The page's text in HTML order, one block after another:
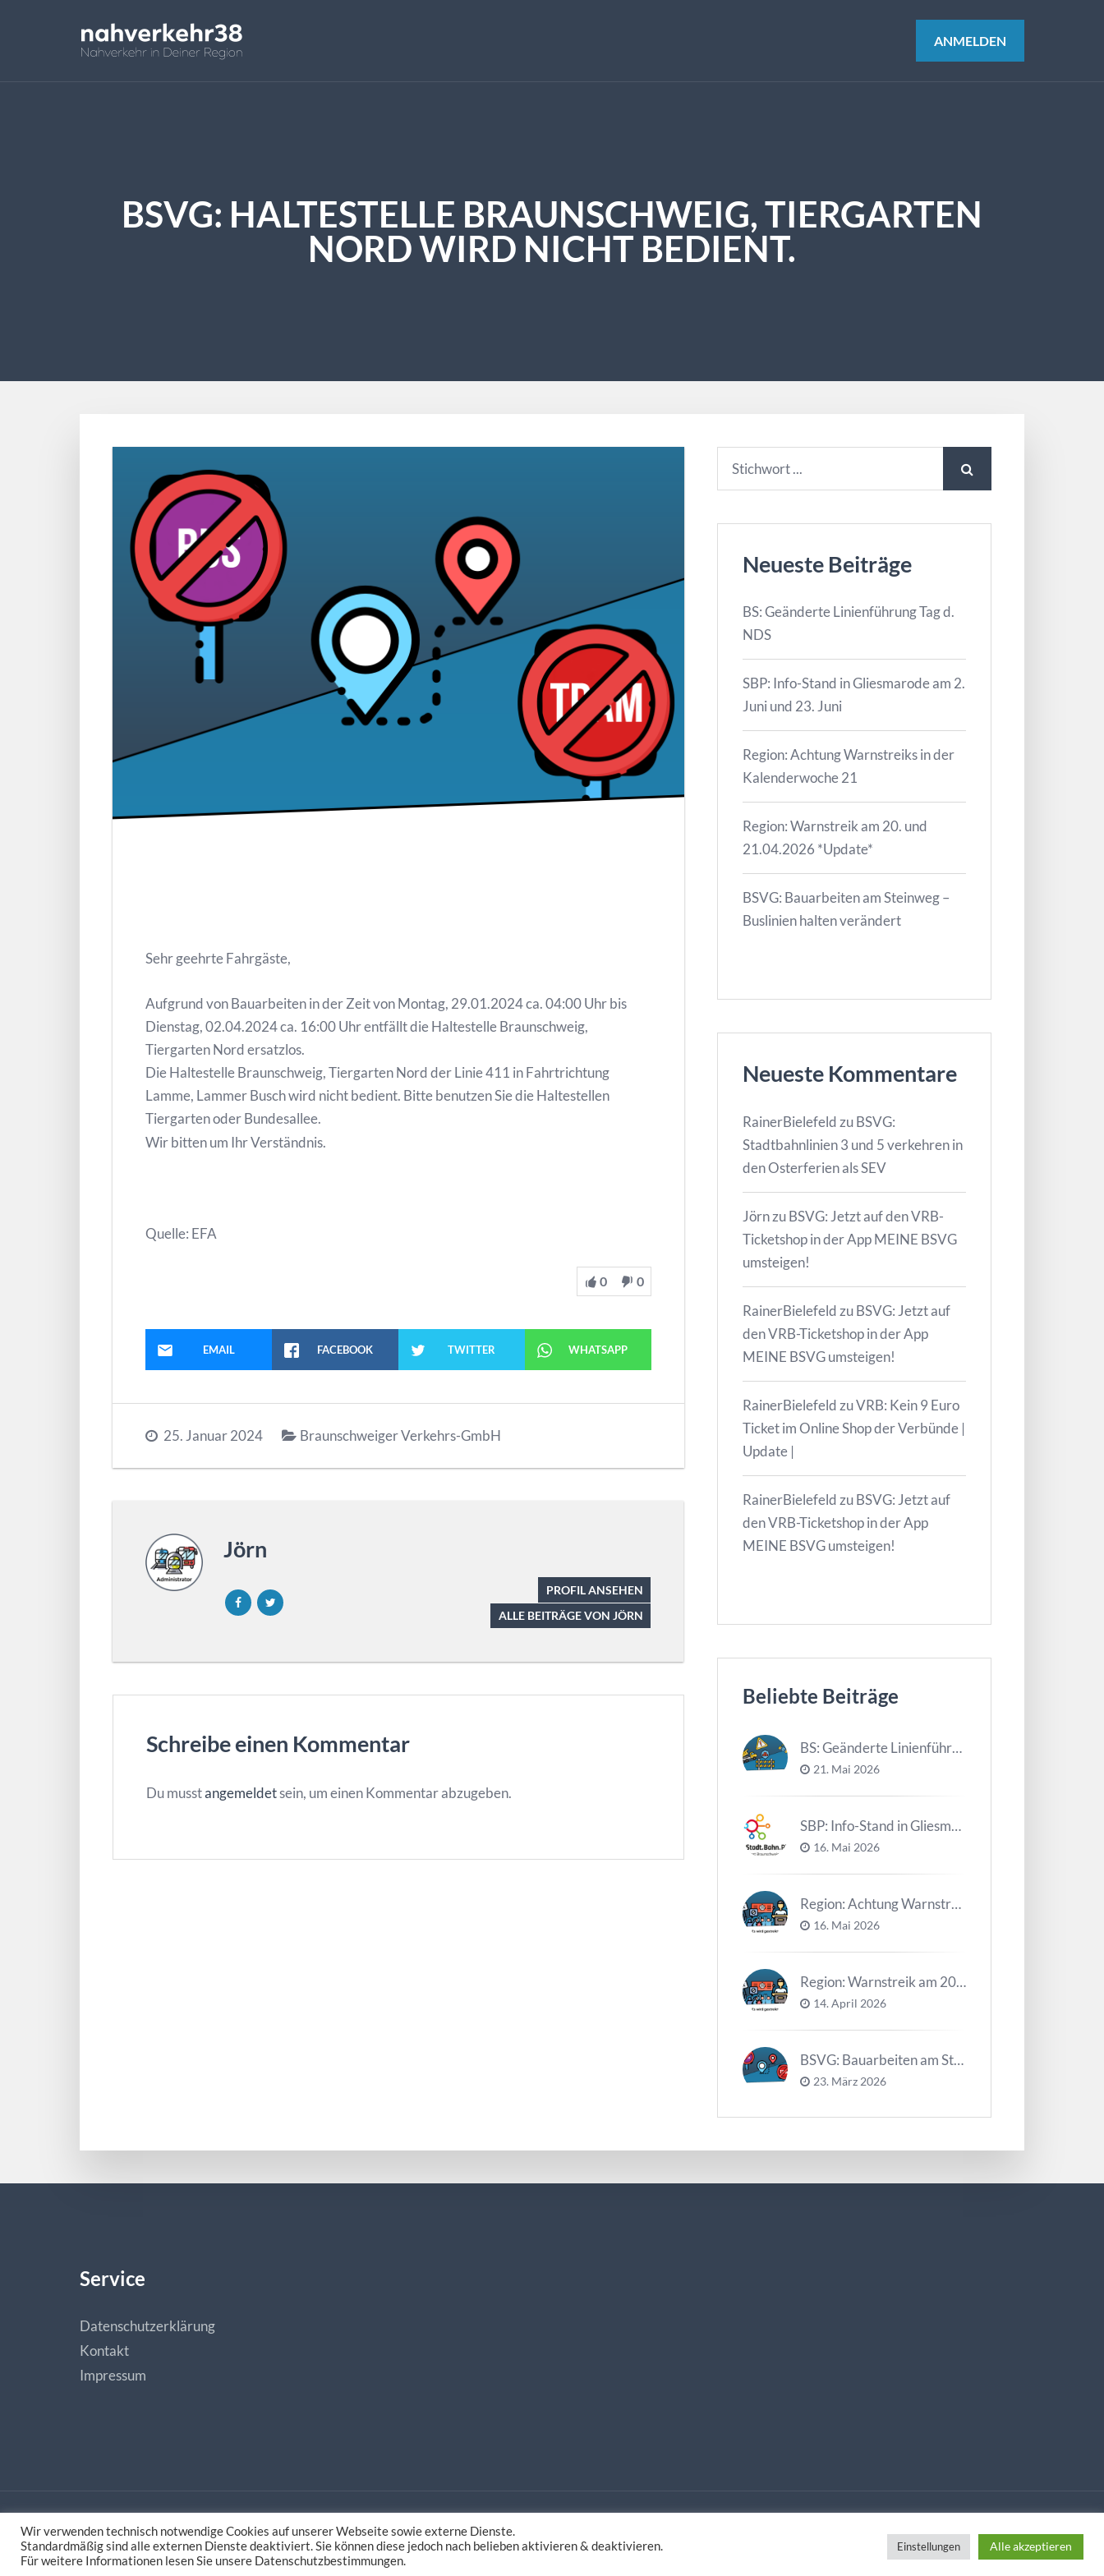
ANMELDEN
BSVG: HALTESTELLE BRAUNSCHWEIG, TIERGARTEN
NORD WIRD NICHT BEDIENT.
Sehr geehrte Fahrgäste,
Aufgrund von Bauarbeiten in der Zeit von Montag, 29.01.2024 ca. 04:00 Uhr bis
Dienstag, 02.04.2024 ca. 16:00 Uhr entfällt die Haltestelle Braunschweig,
Tiergarten Nord ersatzlos.
Die Haltestelle Braunschweig, Tiergarten Nord der Linie 411 in Fahrtrichtung
Lamme, Lammer Busch wird nicht bedient. Bitte benutzen Sie die Haltestellen
Tiergarten oder Bundesallee.
Wir bitten um Ihr Verständnis.
Quelle: EFA
0 0
EMAIL FACEBOOK TWITTER WHATSAPP
25. Januar 2024 Braunschweiger Verkehrs-GmbH
Jörn
PROFIL ANSEHEN
ALLE BEITRÄGE VON JÖRN
Schreibe einen Kommentar
Du musstangemeldetsein, um einen Kommentar abzugeben.
Neueste Beiträge
BS: Geänderte Linienführung Tag d.
NDS
SBP: Info-Stand in Gliesmarode am 2.
Juni und 23. Juni
Region: Achtung Warnstreiks in der
Kalenderwoche 21
Region: Warnstreik am 20. und
21.04.2026 *Update*
BSVG: Bauarbeiten am Steinweg –
Buslinien halten verändert
Neueste Kommentare
RainerBielefeld zuBSVG:
Stadtbahnlinien 3 und 5 verkehren in
den Osterferien als SEV
JörnzuBSVG: Jetzt auf den VRB-
Ticketshop in der App MEINE BSVG
umsteigen!
RainerBielefeld zuBSVG: Jetzt auf
den VRB-Ticketshop in der App
MEINE BSVG umsteigen!
RainerBielefeld zuVRB: Kein 9 Euro
Ticket im Online Shop der Verbünde |
Update |
RainerBielefeld zuBSVG: Jetzt auf
den VRB-Ticketshop in der App
MEINE BSVG umsteigen!
Beliebte Beiträge
BS: Geänderte Linienführung Tag d. NDS
21. Mai 2026
SBP: Info-Stand in Gliesmarode am 2. Juni und 23. Juni
16. Mai 2026
Region: Achtung Warnstreiks in der Kalenderwoche 21
16. Mai 2026
Region: Warnstreik am 20. und 21.04.2026 *Update*
14. April 2026
BSVG: Bauarbeiten am Steinweg – Buslinien halten verändert
23. März 2026
Service
Datenschutzerklärung
Kontakt
Impressum
Made with love bynatias.de - Digitale Mediengestaltung
Wir verwenden technisch notwendige Cookies auf unserer Webseite sowie externe Dienste.
Standardmäßig sind alle externen Dienste deaktiviert. Sie können diese jedoch nach belieben aktivieren & deaktivieren.
Für weitere Informationen lesen Sie unsere Datenschutzbestimmungen.
Einstellungen Alle akzeptieren